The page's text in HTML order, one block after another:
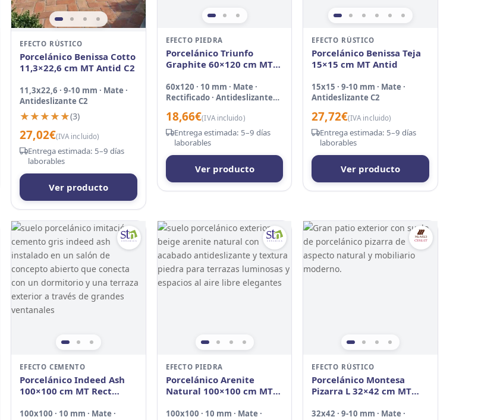
EFECTO RÚSTICO
Porcelánico Benissa Cotto
11,3×22,6 cm MT Antid C2
11,3x22,6 · 9-10 mm · Mate ·
Antideslizante C2
★★★★★
★★★★★(3)
27,02€(IVA incluido)
Entrega estimada: 5–9 días
laborables
Ver producto
EFECTO PIEDRA
Porcelánico Triunfo
Graphite 60×120 cm MT
60x120 · 10 mm · Mate ·
Rectificado · Antideslizante
18,66€(IVA incluido)
Entrega estimada: 5–9 días
laborables
Ver producto
EFECTO RÚSTICO
Porcelánico Benissa Teja
15×15 cm MT Antid
15x15 · 9-10 mm · Mate ·
Antideslizante C2
27,72€(IVA incluido)
Entrega estimada: 5–9 días
laborables
Ver producto
EFECTO CEMENTO
Porcelánico Indeed Ash
100×100 cm MT Rect
100x100 · 10 mm · Mate ·
EFECTO PIEDRA
Porcelánico Arenite
Natural 100×100 cm MT
100x100 · 10 mm · Mate ·
EFECTO RÚSTICO
Porcelánico Montesa
Pizarra L 32×42 cm MT
32x42 · 9-10 mm · Mate ·